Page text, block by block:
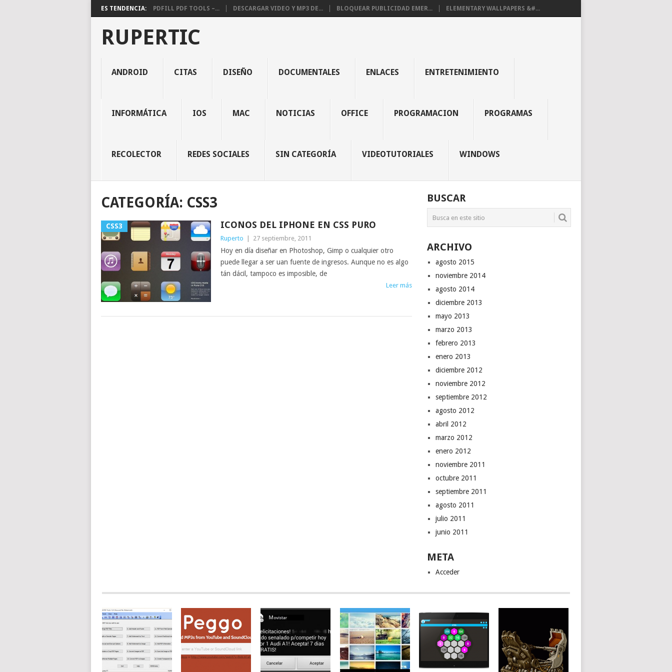
ES TENDENCIA: PDFILL PDF TOOLS –... DESCARGAR VIDEO Y MP3 DE... BLOQUEAR PUBLICIDAD EMER... ELEMENTARY WALLPAPERS &#...
RUPERTIC
ANDROID CITAS DISEÑO DOCUMENTALES ENLACES ENTRETENIMIENTO
INFORMÁTICA IOS MAC NOTICIAS OFFICE PROGRAMACION PROGRAMAS
RECOLECTOR REDES SOCIALES SIN CATEGORÍA VIDEOTUTORIALES WINDOWS
CATEGORÍA: CSS3
CSS3 ICONOS DEL IPHONE EN CSS PURO
Ruperto 27 septiembre, 2011
Hoy en día diseñar en Photoshop, Gimp o cualquier otro
puede llegar a ser uan fuente de ingresos. Aunque no es algo
tán dácil, tampoco es imposible, de
Leer más
BUSCAR
ARCHIVO
agosto 2015
noviembre 2014
agosto 2014
diciembre 2013
mayo 2013
marzo 2013
febrero 2013
enero 2013
diciembre 2012
noviembre 2012
septiembre 2012
agosto 2012
abril 2012
marzo 2012
enero 2012
noviembre 2011
octubre 2011
septiembre 2011
agosto 2011
julio 2011
junio 2011
META
Acceder